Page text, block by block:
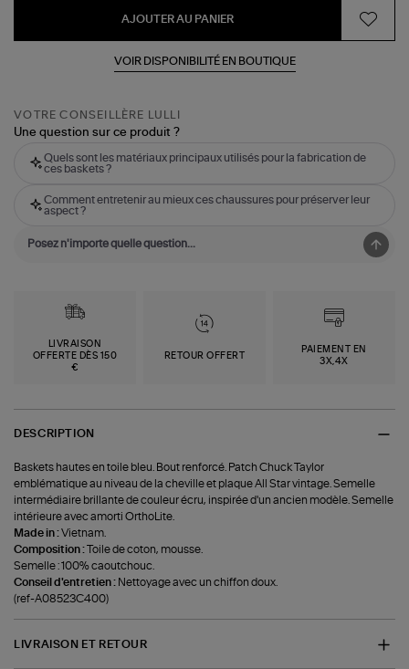
AJOUTER AU PANIER
VOIR DISPONIBILITÉ EN BOUTIQUE
VOTRE CONSEILLÈRE LULLI
Une question sur ce produit ?
Quels sont les matériaux principaux utilisés pour la fabrication de
ces baskets ?
Comment entretenir au mieux ces chaussures pour préserver leur
aspect ?
LIVRAISON
OFFERTE DÈS 150
€
RETOUR OFFERT
PAIEMENT EN
3X,4X
DESCRIPTION
Baskets hautes en toile bleu. Bout renforcé. Patch Chuck Taylor
emblématique au niveau de la cheville et plaque All Star vintage. Semelle
intermédiaire brillante de couleur écru, inspirée d'un ancien modèle. Semelle
intérieure avec amorti OrthoLite.
Made in :Vietnam.
Composition :
Toile de coton, mousse.
Semelle : 100% caoutchouc.
Conseil d'entretien : Nettoyage avec un chiffon doux.
(ref-A08523C400)
LIVRAISON ET RETOUR